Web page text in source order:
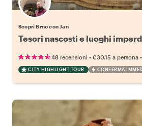
Scopri Brno con Jan
Tesori nascosti e luoghi
48 recensioni • €30.15 a persona •
CITY HIGHLIGHT TOUR CONFERMA